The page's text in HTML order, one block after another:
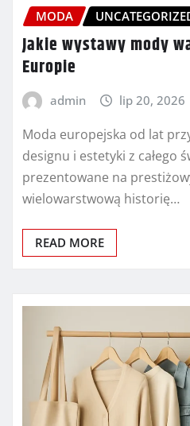
MODA
Jakie wystawy mody
Europie
admin lip 20, 2026
Moda europejska od lat
designu i estetyki z całego
prezentowane na
wielowarstwową historię…
READ MORE